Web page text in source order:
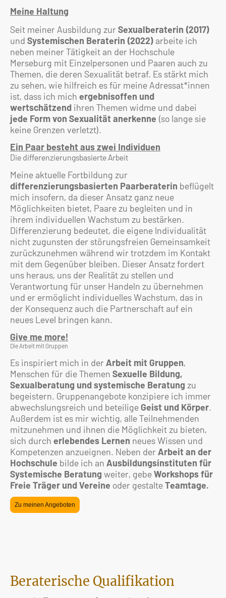
Meine Haltung
Seit meiner Ausbildung zur Sexualberaterin (2017)
und Systemischen Beraterin (2022)arbeite ich
neben meiner Tätigkeit an der Hochschule
Merseburg mit Einzelpersonen und Paaren auch zu
Themen, die deren Sexualität betraf. Es stärkt mich
zu sehen, wie hilfreich es für meine Adressat*innen
ist, dass ich mich ergebnisoffen und
wertschätzend ihren Themen widme und dabei
jede Form von Sexualität anerkenne (so lange sie
keine Grenzen verletzt).
Ein Paar besteht aus zwei Individuen
Die differenzierungsbasierte Arbeit
Meine aktuelle Fortbildung zur
differenzierungsbasierten Paarberaterin beflügelt
mich insofern, da dieser Ansatz ganz neue
Möglichkeiten bietet, Paare zu begleiten und in
ihrem individuellen Wachstum zu bestärken.
Differenzierung bedeutet, die eigene Individualität
nicht zugunsten der störungsfreien Gemeinsamkeit
zurückzunehmen während wir trotzdem im Kontakt
mit dem Gegenüber bleiben. Dieser Ansatz fordert
uns heraus, uns der Realität zu stellen und
Verantwortung für unser Handeln zu übernehmen
und er ermöglicht individuelles Wachstum, das in
der Konsequenz auch die Partnerschaft auf ein
neues Level bringen kann.
Give me more!
Die Arbeit mit Gruppen
Es inspiriert mich in der Arbeit mit Gruppen,
Menschen für die Themen Sexuelle Bildung,
Sexualberatung und systemische Beratung zu
begeistern. Gruppenangebote konzipiere ich immer
abwechslungsreich und beteiligeGeist und Körper.
Außerdem ist es mir wichtig, alle Teilnehmenden
mitzunehmen und ihnen die Möglichkeit zu bieten,
sich durch erlebendes Lernen neues Wissen und
Kompetenzen anzueignen. Neben der Arbeit an der
Hochschule bilde ich an Ausbildungsinstituten für
Systemische Beratung weiter, gebeWorkshops für
Freie Träger und Vereine oder gestalteTeamtage.
Zu meinen Angeboten
Beraterische Qualifikation